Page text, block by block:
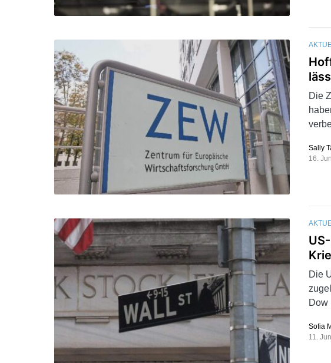
Die
Sally
16.
Die
Dow
Sofia
11.